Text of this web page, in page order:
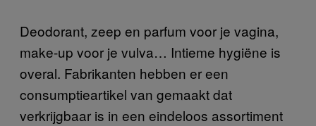
Deodorant, zeep en parfum voor je vagina,
make-up voor je vulva… Intieme hygiëne is
overal. Fabrikanten hebben er een
consumptieartikel van gemaakt dat
verkrijgbaar is in een eindeloos assortiment